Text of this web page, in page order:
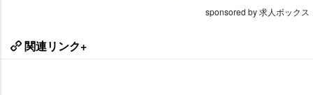
sponsored by 求人ボックス
関連リンク+